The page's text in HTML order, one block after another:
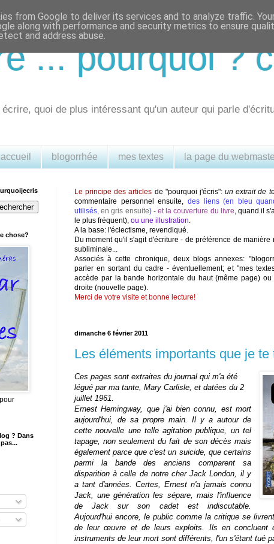
... pourquoi ?
écrire, quoi de plus intéressant qu'un auteur qui parle
blogorrhée mes textes la page du
Le principe des articles de "pourquoi j'écris": un extrait de
commentaire personnel ensuite, des liens (en bleu
utilisés,en gris ensuite)- et la couverture du livre , quand il
le plus fréquent), ou une illustration
A la base: l'éclectisme, revendiqué.
Du moment qu'il s'agit d'écriture - de préférence de manière
subliminale...
Associés à cette chronique, deux blogs annexes:
parler en sortant du cadre - éventuellement; et "mes
accède par la bande horizontale du haut (même page)
droite (nouvelle page).
Merci de votre visite et bonne lecture!
dimanche 6 février 2011
Les éléments importants que je te
Ces pages sont extraites du journal qui m'a été
légué par ma tante, Mary Carlisle, et datées du 2
juillet 1961.
Ernest Hemingway, que j'ai bien connu, est mort
aujourd'hui, de sa propre main. Il y a autour de
cette nouvelle une telle agitation publique, un tel
tapage, non seulement du fait de son décès mais
également parce que c'est un suicide, que certains
parmi la bande des anciens comparent sa
disparition à celle de notre cher Jack London, il y
a tant d'années. Certes, Ernest n'a jamais connu
Jack, une génération les sépare, mais l'influence
de Jack sur son cadet est indiscutable.
Aujourd'hui encore, le public comme la critique se
de leur œuvre et de leurs exploits. Ils en concluent
instruments de leur mort sont différents, l'un s'étant tué
chose?
? Dans
from Google to deliver its services and to analyze traffic.
along with performance and security metrics to ensure
and address abuse.